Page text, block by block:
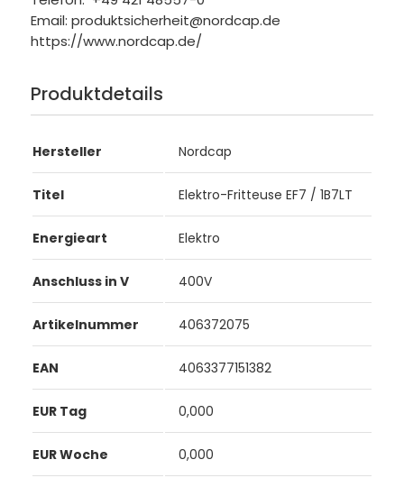
Email: produktsicherheit@nordcap.de
https://www.nordcap.de/
Produktdetails
Hersteller Nordcap
Titel Elektro-Fritteuse EF7 / 1B7LT
Energieart Elektro
Anschluss in V 400V
Artikelnummer 406372075
EAN 4063377151382
EUR Tag 0,000
EUR Woche 0,000